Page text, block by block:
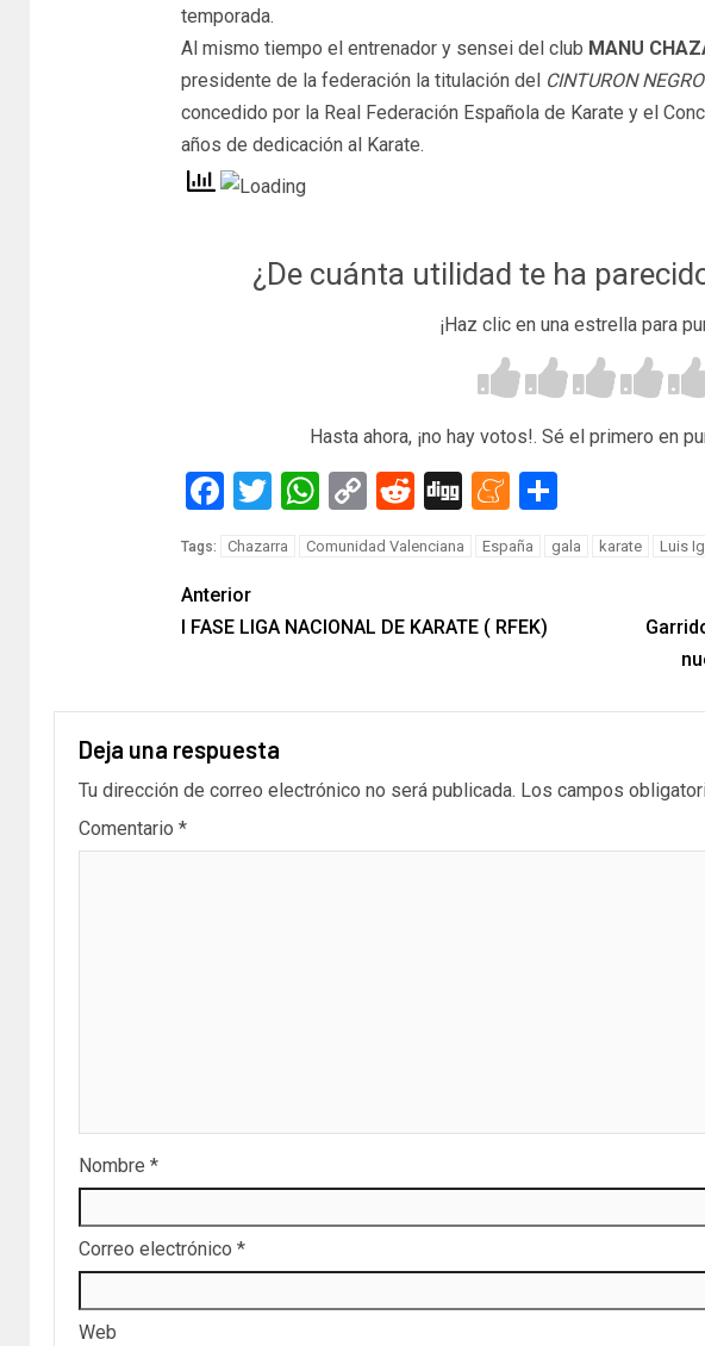
temporada.
Al mismo tiempo el entrenador y sensei del club MANU
presidente de la federación la titulación del CINTURON
concedido por la Real Federación Española de Karate y el
años de dedicación al Karate.
¿De cuánta utilidad te ha
¡Haz clic en una estrella para
Hasta ahora, ¡no hay votos!. Sé el primero en
Facebook
TwitterWhatsApp
Copy
Link
RedditDiggMeneame
Tags: Chazarra Comunidad Valenciana España gala karate Luis
Anterior
I FASE LIGA NACIONAL DE KARATE ( RFEK)
Deja una respuesta
Tu dirección de correo electrónico no será publicada. Los campos
Comentario *
Nombre *
Correo electrónico *
Web